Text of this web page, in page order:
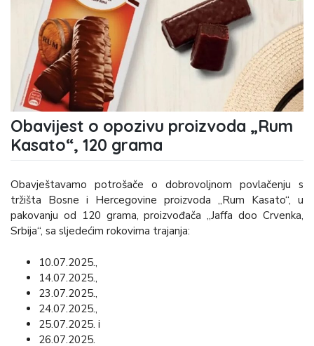
Obavijest o opozivu proizvoda „Rum
Kasato“, 120 grama
Obavještavamo potrošače o dobrovoljnom povlačenju s
tržišta Bosne i Hercegovine proizvoda „Rum Kasato“, u
pakovanju od 120 grama, proizvođača „Jaffa doo Crvenka,
Srbija“, sa sljedećim rokovima trajanja:
10.07.2025.,
14.07.2025.,
23.07.2025.,
24.07.2025.,
25.07.2025. i
26.07.2025.